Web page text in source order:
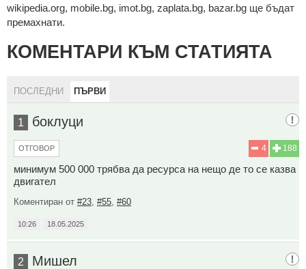
wikipedia.org, mobile.bg, imot.bg, zaplata.bg, bazar.bg ще бъдат
премахнати.
КОМЕНТАРИ КЪМ СТАТИЯТА
ПОСЛЕДНИ ПЪРВИ
1 боклуци
188
4
ОТГОВОР
минимум 500 000 трябва да ресурса на нещо де то се казва
двигател
Коментиран от #23 #55 #60
10:26 18.05.2025
2 Мишел